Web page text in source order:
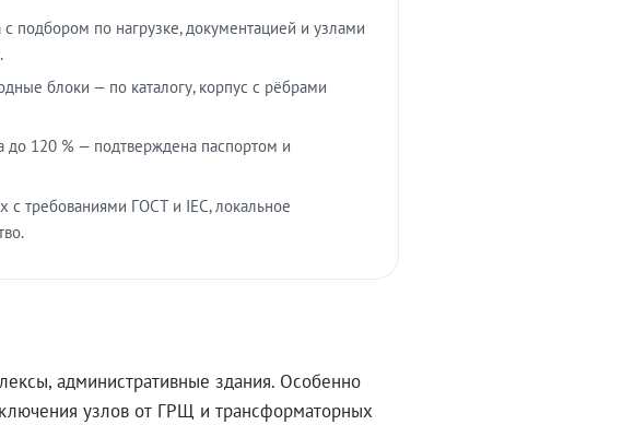
подбором по нагрузке, документацией и узлами
блоки — по каталогу, корпус с рёбрами
до 120 % — подтверждена паспортом и
с требованиями ГОСТ и IEC, локальное
административные здания. Особенно
узлов от ГРЩ и трансформаторных